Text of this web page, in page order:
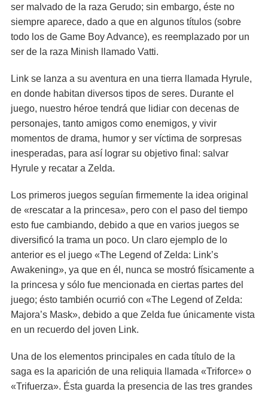
ser malvado de la raza Gerudo; sin embargo, éste no
siempre aparece, dado a que en algunos títulos (sobre
todo los de Game Boy Advance), es reemplazado por un
ser de la raza Minish llamado Vatti.
Link se lanza a su aventura en una tierra llamada Hyrule,
en donde habitan diversos tipos de seres. Durante el
juego, nuestro héroe tendrá que lidiar con decenas de
personajes, tanto amigos como enemigos, y vivir
momentos de drama, humor y ser víctima de sorpresas
inesperadas, para así lograr su objetivo final: salvar
Hyrule y recatar a Zelda.
Los primeros juegos seguían firmemente la idea original
de «rescatar a la princesa», pero con el paso del tiempo
esto fue cambiando, debido a que en varios juegos se
diversificó la trama un poco. Un claro ejemplo de lo
anterior es el juego «The Legend of Zelda: Link’s
Awakening», ya que en él, nunca se mostró físicamente a
la princesa y sólo fue mencionada en ciertas partes del
juego; ésto también ocurrió con «The Legend of Zelda:
Majora’s Mask», debido a que Zelda fue únicamente vista
en un recuerdo del joven Link.
Una de los elementos principales en cada título de la
saga es la aparición de una reliquia llamada «Triforce» o
«Trifuerza». Ésta guarda la presencia de las tres grandes